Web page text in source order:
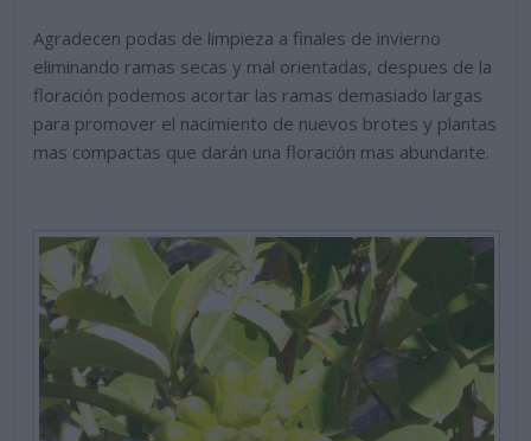
Agradecen podas de limpieza a finales de invierno
eliminando ramas secas y mal orientadas, despues de la
floración podemos acortar las ramas demasiado largas
para promover el nacimiento de nuevos brotes y plantas
mas compactas que darán una floración mas abundante.